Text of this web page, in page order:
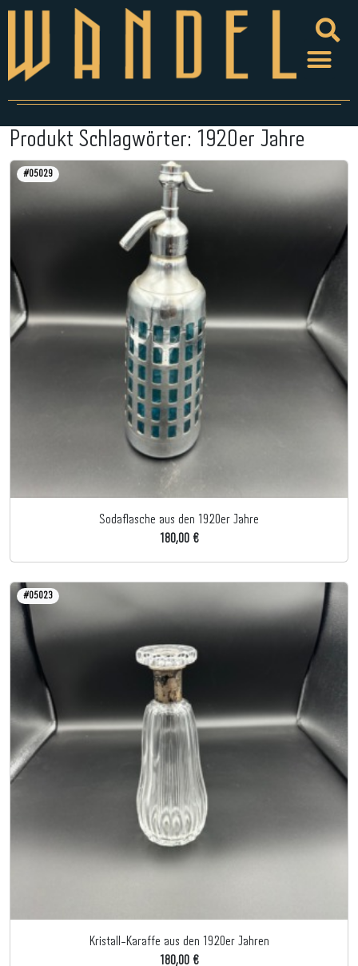
Produkt Schlagwörter: 1920er Jahre
#05029
Sodaflasche aus den 1920er Jahre
180,00 €
#05023
Kristall-Karaffe aus den 1920er Jahren
180,00 €